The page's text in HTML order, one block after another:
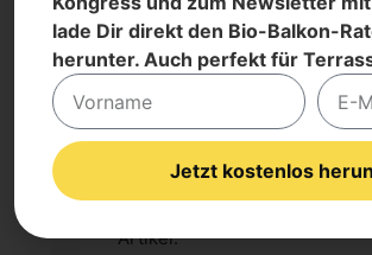
nis
Das Wet­ter mag April-mäßig
re Pflan­zen wach­sen deut­lich
Lust auf einen schö­nen
auf dem man sich erho­len
grö­ßer. Was jetzt im April für
gesät und gepflanzt wer­den
Arti­kel.
lade Dir direkt den Bio-Balkon-
herunter. Auch perfekt für
Jetzt kostenlos